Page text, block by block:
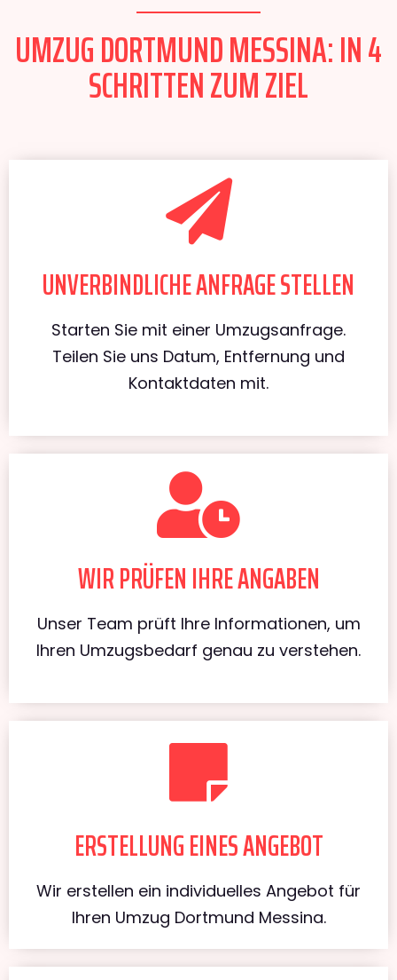
UMZUG DORTMUND MESSINA: IN 4
SCHRITTEN ZUM ZIEL
UNVERBINDLICHE ANFRAGE STELLEN
Starten Sie mit einer Umzugsanfrage.
Teilen Sie uns Datum, Entfernung und
Kontaktdaten mit.
WIR PRÜFEN IHRE ANGABEN
Unser Team prüft Ihre Informationen, um
Ihren Umzugsbedarf genau zu verstehen.
ERSTELLUNG EINES ANGEBOT
Wir erstellen ein individuelles Angebot für
Ihren Umzug Dortmund Messina.